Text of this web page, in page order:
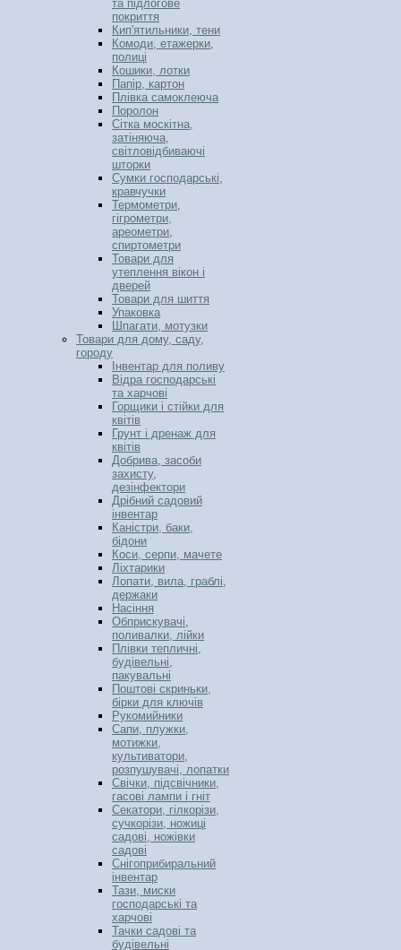
та підлогове
покриття
Кип'ятильники, тени
Комоди, етажерки,
полиці
Кошики, лотки
Папір, картон
Плівка самоклеюча
Поролон
Сітка москітна,
затіняюча,
світловідбиваючі
шторки
Сумки господарські,
кравчучки
Термометри,
гігрометри,
ареометри,
спиртометри
Товари для
утеплення вікон і
дверей
Товари для шиття
Упаковка
Шпагати, мотузки
Товари для дому, саду,
городу
Інвентар для поливу
Відра господарські
та харчові
Горщики і стійки для
квітів
Грунт і дренаж для
квітів
Добрива, засоби
захисту,
дезінфектори
Дрібний садовий
інвентар
Каністри, баки,
бідони
Коси, серпи, мачете
Ліхтарики
Лопати, вила, граблі,
держаки
Насіння
Обприскувачі,
поливалки, лійки
Плівки тепличні,
будівельні,
пакувальні
Поштові скриньки,
бірки для ключів
Рукомийники
Сапи, плужки,
мотижки,
культиватори,
розпушувачі, лопатки
Свічки, підсвічники,
гасові лампи і гніт
Секатори, гілкорізи,
сучкорізи, ножиці
садові, ножівки
садові
Снігоприбиральний
інвентар
Тази, миски
господарські та
харчові
Тачки садові та
будівельні